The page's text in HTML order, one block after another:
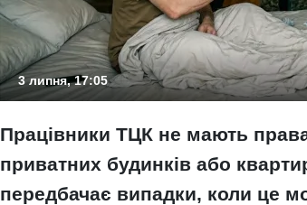
3 липня, 17:05
Працівники ТЦК не мають
приватних будинків або
передбачає випадки, коли це